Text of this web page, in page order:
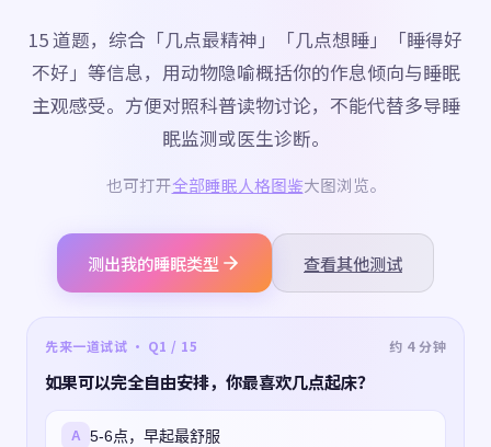
15 道题，综合「几点最精神」「几点想睡」「睡得好
不好」等信息，用动物隐喻概括你的作息倾向与睡眠
主观感受。方便对照科普读物讨论，不能代替多导睡
眠监测或医生诊断。
也可打开全部睡眠人格图鉴大图浏览。
测出我的睡眠类型 查看其他测试
先来一道试试 · Q1 / 15 约 4 分钟
如果可以完全自由安排，你最喜欢几点起床？
A 5-6点，早起最舒服